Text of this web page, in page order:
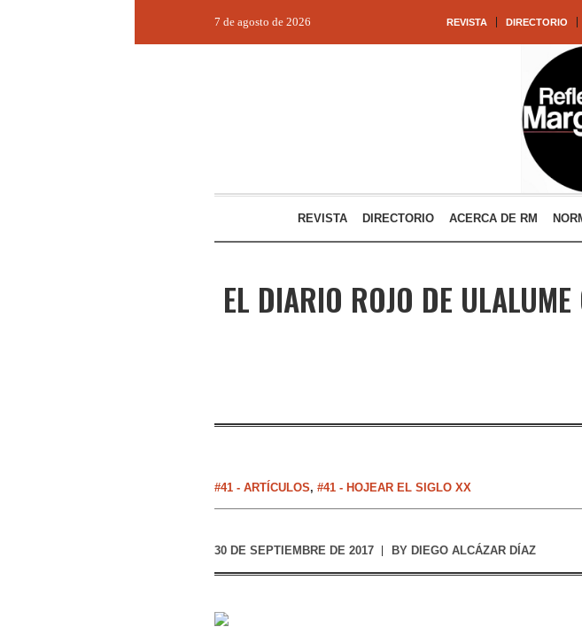
REVISTA DIRECTORIO
7 de agosto de 2026
REVISTA DIRECTORIO ACERCA DE RM
EL DIARIO ROJO DE ULALUME
#41 - ARTÍCULOS, #41 - HOJEAR EL SIGLO XX
30 DE SEPTIEMBRE DE 2017 BY DIEGO ALCÁZAR DÍAZ